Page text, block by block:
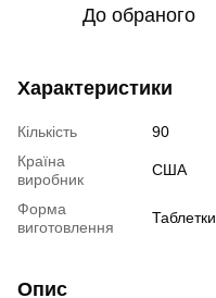
До обраного
Характеристики
Кількість
90
Країна
виробник
США
Форма
виготовлення
Таблетки
Опис